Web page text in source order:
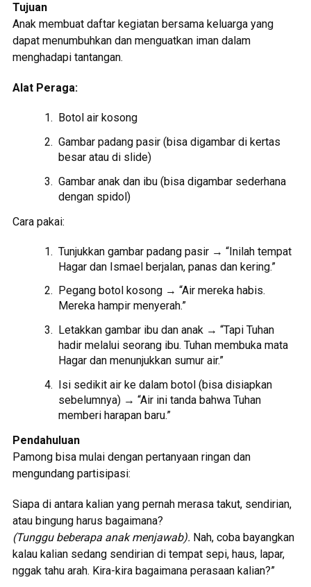
Tujuan
Anak membuat daftar kegiatan bersama keluarga yang
dapat menumbuhkan dan menguatkan iman dalam
menghadapi tantangan.
Alat Peraga:
Botol air kosong
Gambar padang pasir (bisa digambar di kertas
besar atau di slide)
Gambar anak dan ibu (bisa digambar sederhana
dengan spidol)
Cara pakai:
Tunjukkan gambar padang pasir → “Inilah tempat
Hagar dan Ismael berjalan, panas dan kering.”
Pegang botol kosong → “Air mereka habis.
Mereka hampir menyerah.”
Letakkan gambar ibu dan anak → “Tapi Tuhan
hadir melalui seorang ibu. Tuhan membuka mata
Hagar dan menunjukkan sumur air.”
Isi sedikit air ke dalam botol (bisa disiapkan
sebelumnya) → “Air ini tanda bahwa Tuhan
memberi harapan baru.”
Pendahuluan
Pamong bisa mulai dengan pertanyaan ringan dan
mengundang partisipasi:
Siapa di antara kalian yang pernah merasa takut, sendirian,
atau bingung harus bagaimana?
(Tunggu beberapa anak menjawab). Nah, coba bayangkan
kalau kalian sedang sendirian di tempat sepi, haus, lapar,
nggak tahu arah. Kira-kira bagaimana perasaan kalian?”